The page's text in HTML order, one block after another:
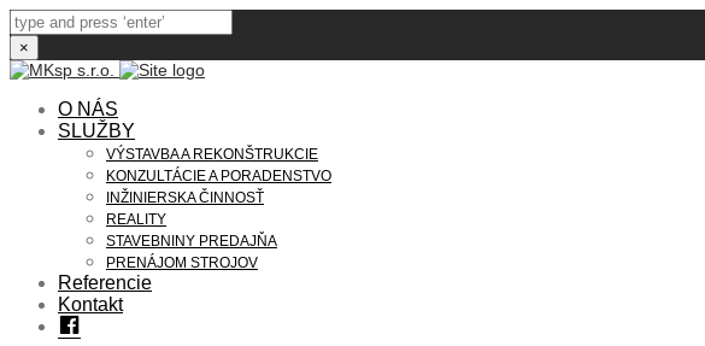
×
O NÁS
SLUŽBY
VÝSTAVBA A REKONŠTRUKCIE
KONZULTÁCIE A PORADENSTVO
INŽINIERSKA ČINNOSŤ
REALITY
STAVEBNINY PREDAJŇA
PRENÁJOM STROJOV
Referencie
Kontakt